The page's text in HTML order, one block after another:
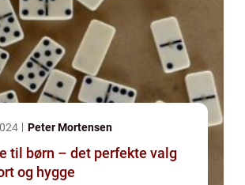
Peter Mortensen
til børn – det perfekte valg
og hygge